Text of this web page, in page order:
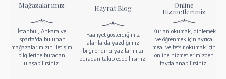
Mağazalarımız
İstanbul, Ankara ve
Isparta'da bulunan
mağazalarımızın iletişim
bilgilerine buradan
ulaşabilirsiniz.
Hayrat Blog
Faaliyet gösterdiğimiz
alanlarda yazdığımız
bilgilendirici yazılarımızı
buradan takip edebilirsiniz.
Online
Hizmetlerimiz
Kur'an okumak, dinlemek
ve öğrenmek için ayrıca
meal ve tefsir okumak için
online hizmetlerimizden
faydalanabilirsiniz.